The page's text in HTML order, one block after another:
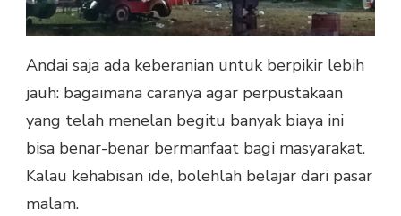
Andai saja ada keberanian untuk berpikir lebih
jauh: bagaimana caranya agar perpustakaan
yang telah menelan begitu banyak biaya ini
bisa benar-benar bermanfaat bagi masyarakat.
Kalau kehabisan ide, bolehlah belajar dari pasar
malam.